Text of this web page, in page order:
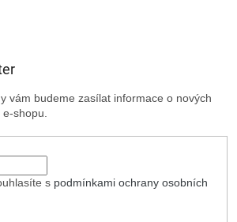
vám budeme zasílat informace o nových
shopu.
s podmínkami ochrany osobních